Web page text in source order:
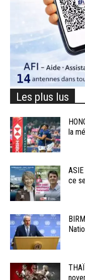
Les plus lus
la
ce